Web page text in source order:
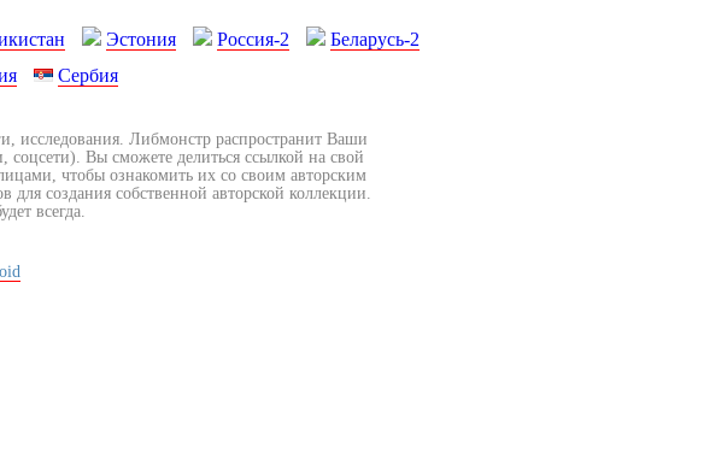
Эстония Россия-2
Беларусь-2
Сербия
исследования. Либмонстр распространит Ваши
Вы сможете делиться ссылкой на свой
чтобы ознакомить их со своим авторским
создания собственной авторской коллекции.
всегда.